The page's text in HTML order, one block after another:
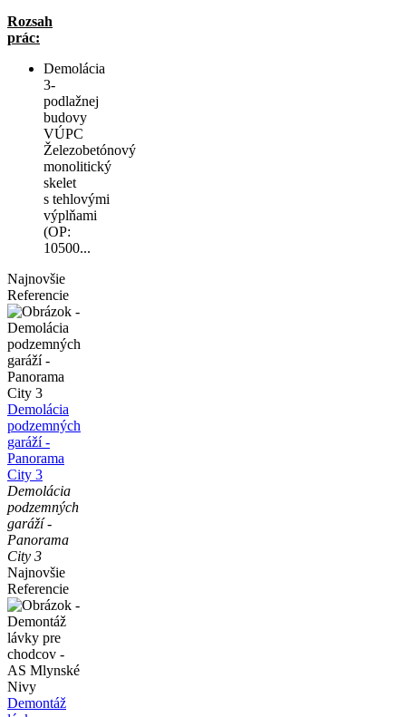
Rozsah
prác:
Demolácia
3-
podlažnej
budovy
VÚPC
Železobetónový
monolitický
skelet
s tehlovými
výplňami
(OP:
10500...
Najnovšie
Referencie
Demolácia
podzemných
garáží -
Panorama
City 3
Demolácia
podzemných
garáží -
Panorama
City 3
Najnovšie
Referencie
Demontáž